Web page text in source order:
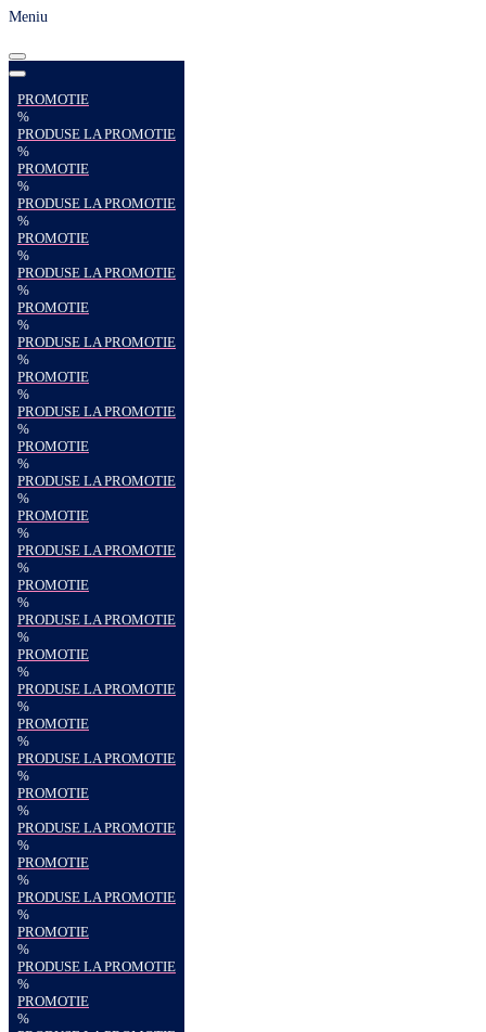
Meniu
PROMOTIE
%
PRODUSE LA PROMOTIE
%
PROMOTIE
%
PRODUSE LA PROMOTIE
%
PROMOTIE
%
PRODUSE LA PROMOTIE
%
PROMOTIE
%
PRODUSE LA PROMOTIE
%
PROMOTIE
%
PRODUSE LA PROMOTIE
%
PROMOTIE
%
PRODUSE LA PROMOTIE
%
PROMOTIE
%
PRODUSE LA PROMOTIE
%
PROMOTIE
%
PRODUSE LA PROMOTIE
%
PROMOTIE
%
PRODUSE LA PROMOTIE
%
PROMOTIE
%
PRODUSE LA PROMOTIE
%
PROMOTIE
%
PRODUSE LA PROMOTIE
%
PROMOTIE
%
PRODUSE LA PROMOTIE
%
PROMOTIE
%
PRODUSE LA PROMOTIE
%
PROMOTIE
%